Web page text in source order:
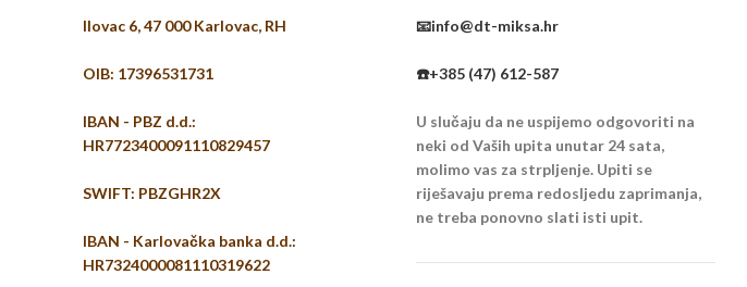
Ilovac 6, 47 000 Karlovac, RH
OIB: 17396531731
IBAN - PBZ d.d.:
HR7723400091110829457
SWIFT: PBZGHR2X
IBAN - Karlovačka banka d.d.:
HR7324000081110319622
📧info@dt-miksa.hr
☎️+385 (47) 612-587
U slučaju da ne uspijemo odgovoriti na
neki od Vaših upita unutar 24 sata,
molimo vas za strpljenje. Upiti se
riješavaju prema redosljedu zaprimanja,
ne treba ponovno slati isti upit.